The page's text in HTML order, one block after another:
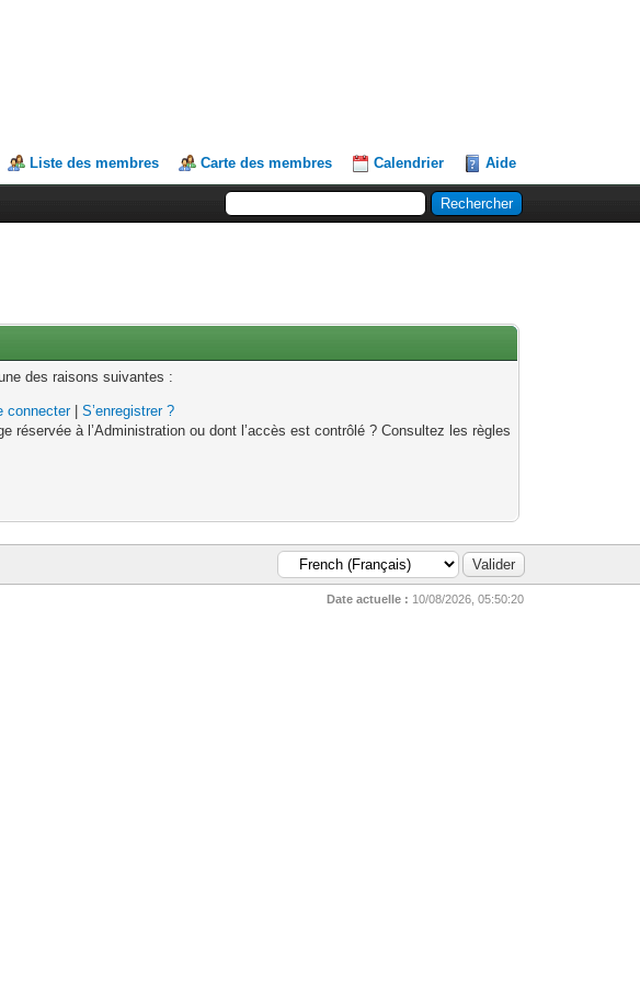
Liste des membres Carte des membres Calendrier Aide
des raisons suivantes :
connecter|S’enregistrer ?
réservée à l’Administration ou dont l’accès est contrôlé ? Consultez les règles
Date actuelle : 10/08/2026, 05:50:20